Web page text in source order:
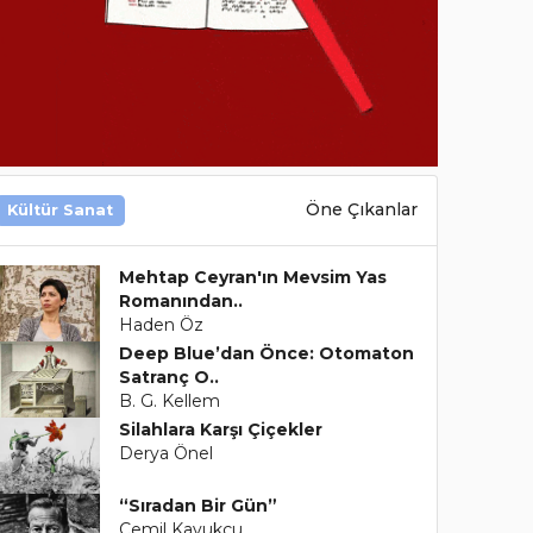
Kültür Sanat Öne Çıkanlar
Mehtap Ceyran'ın Mevsim Yas
Romanından..
Haden Öz
Deep Blue’dan Önce: Otomaton
Satranç O..
B. G. Kellem
Silahlara Karşı Çiçekler
Derya Önel
“Sıradan Bir Gün”